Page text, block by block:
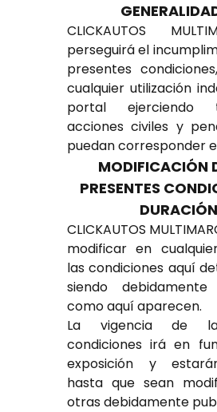
CLICKAUTOS
perseguirá el
presentes
cualquier utilización
portal ejerciendo
acciones civiles y
puedan corresponder
MODIFICACIÓN
PRESENTES
DURACIÓN
CLICKAUTOS
modificar en
las condiciones aquí
siendo debidamente
como aquí aparecen.
La vigencia de
condiciones irá en
exposición y
hasta que sean
otras debidamente